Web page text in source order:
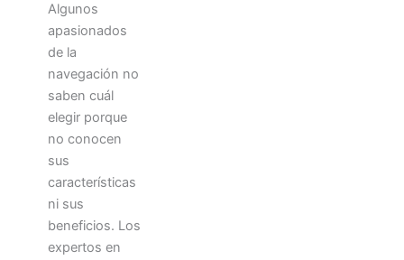
Algunos
apasionados
de la
navegación no
saben cuál
elegir porque
no conocen
sus
características
ni sus
beneficios. Los
expertos en